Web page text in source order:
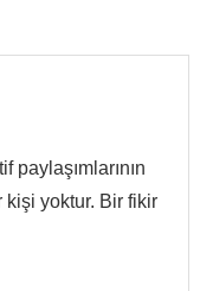
paylaşımlarının
kişi yoktur. Bir fikir